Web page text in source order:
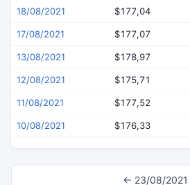
18/08/2021 $177,04
17/08/2021 $177,07
13/08/2021 $178,97
12/08/2021 $175,71
11/08/2021 $177,52
10/08/2021 $176,33
← 23/08/2021